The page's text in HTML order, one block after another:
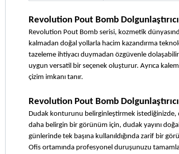
Revolution Pout Bomb
Revolution Pout Bomb serisi, kozmetik
kalmadan doğal yollarla hacim kazandırma
tazeleme ihtiyacı duymadan özgüvenle
uygun versatil bir seçenek oluşturur. Ayrıca
çizim imkanı tanır.
Revolution Pout Bomb
Dudak konturunu belirginleştirmek istediğinizde,
daha belirgin bir görünüm için, dudak yayını
günlerinde tek başına kullanıldığında zarif bir
Ofis ortamında profesyonel duruşunuzu